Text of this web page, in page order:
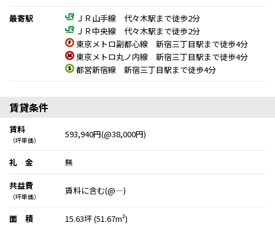
最寄駅
ＪＲ山手線 代々木駅まで徒歩2分
ＪＲ中央線 代々木駅まで徒歩2分
東京メトロ副都心線 新宿三丁目駅まで徒歩4分
東京メトロ丸ノ内線 新宿三丁目駅まで徒歩4分
都営新宿線 新宿三丁目駅まで徒歩4分
賃貸条件
賃料
（坪単価）
593,940円(@38,000円)
礼 金
無
共益費
（坪単価）
賃料に含む(@―)
面 積
15.63坪 (51.67m²)